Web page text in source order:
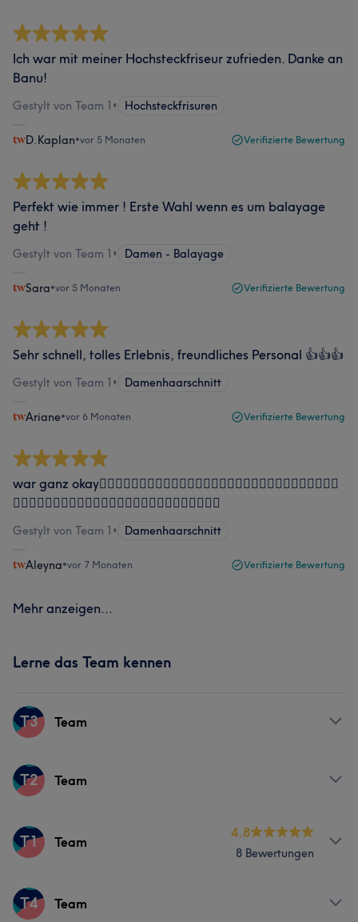
Ich war mit meiner Hochsteckfriseur zufrieden. Danke an
Banu!
Gestylt von Team 1 • Hochsteckfrisuren
D.Kaplan•vor 5 Monaten Verifizierte Bewertung
Perfekt wie immer ! Erste Wahl wenn es um balayage
geht !
Gestylt von Team 1 • Damen - Balayage
Sara•vor 5 Monaten Verifizierte Bewertung
Sehr schnell, tolles Erlebnis, freundliches Personal 👍👍👍
Gestylt von Team 1 • Damenhaarschnitt
Ariane•vor 6 Monaten Verifizierte Bewertung
war ganz okay👍🏻👍🏻👍🏻👍🏻👍🏻👍🏻👍🏻👍🏻👍🏻👍🏻👍🏻👍🏻👍🏻👍🏻👍🏻
👍🏻👍🏻👍🏻👍🏻👍🏻👍🏻👍🏻👍🏻👍🏻👍🏻👍🏻👍🏻👍🏻
Gestylt von Team 1 • Damenhaarschnitt
Aleyna•vor 7 Monaten Verifizierte Bewertung
Mehr anzeigen...
Lerne das Team kennen
T3 Team
Services
T2 Team
Services
T1 Team
4.8
8 Bewertungen
Services
T4 Team